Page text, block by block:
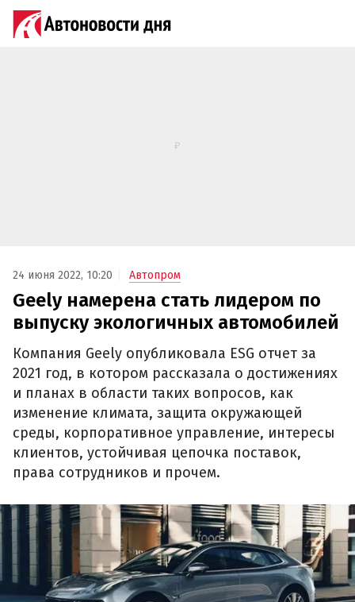
24 июня 2022, 10:20 Автопром
Geely намерена стать лидером по
выпуску экологичных автомобилей
Компания Geely опубликовала ESG отчет за
2021 год, в котором рассказала о достижениях
и планах в области таких вопросов, как
изменение климата, защита окружающей
среды, корпоративное управление, интересы
клиентов, устойчивая цепочка поставок,
права сотрудников и прочем.